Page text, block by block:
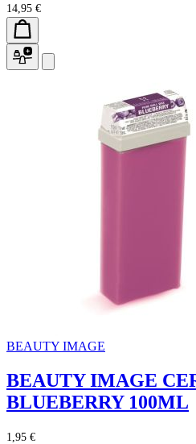
14,95 €
BEAUTY IMAGE
BEAUTY IMAGE
BLUEBERRY 100ML
1,95 €